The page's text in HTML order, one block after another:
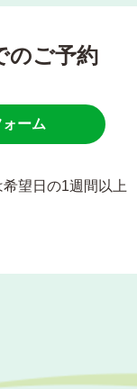
のご予約
ーム
望日の1週間以上